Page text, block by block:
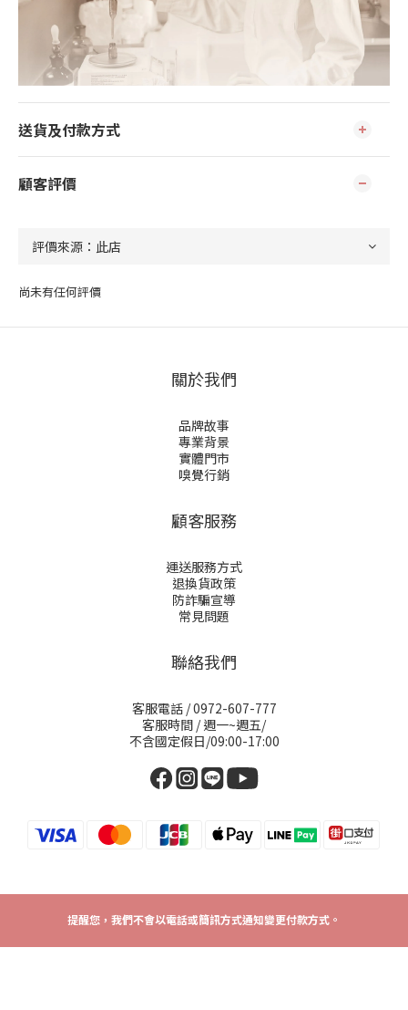
送貨及付款方式
顧客評價
尚未有任何評價
關於我們
品牌故事
專業背景
實體門市
嗅覺行銷
顧客服務
運送服務方式
退換貨政策
防詐騙宣導
常見問題
聯絡我們
客服電話 / 0972-607-777
客服時間 / 週一~週五/
不含國定假日/09:00-17:00
提醒您，我們不會以電話或簡訊方式通知變更付款方式。